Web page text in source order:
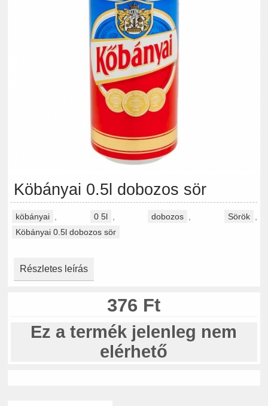
Köbányai 0.5l dobozos sör
köbányai 0 5l dobozos Sörök
Köbányai 0.5l dobozos sör
Részletes leírás
376 Ft
Ez a termék jelenleg nem
elérhető